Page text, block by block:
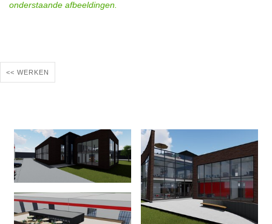
onderstaande afbeeldingen.
<< WERKEN